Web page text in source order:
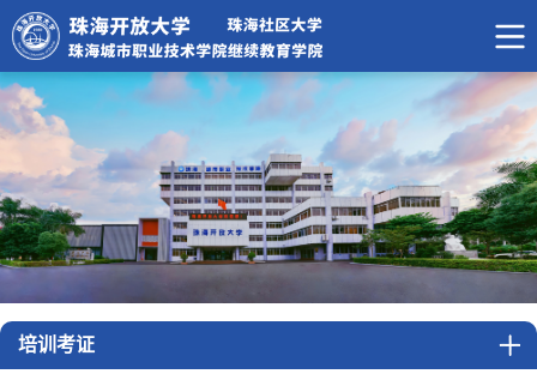
培训考证